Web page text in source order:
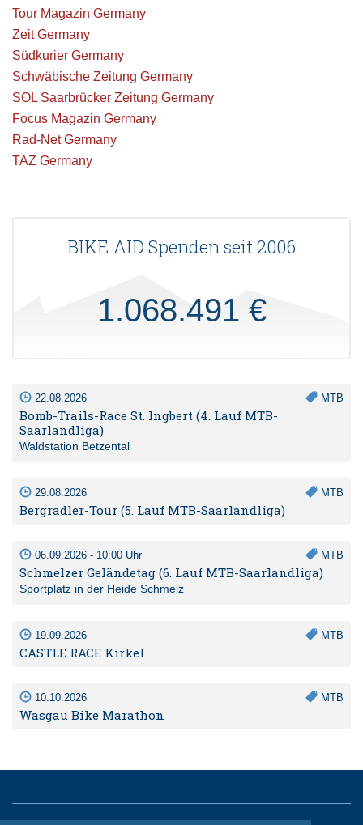
Tour Magazin Germany
Zeit Germany
Südkurier Germany
Schwäbische Zeitung Germany
SOL Saarbrücker Zeitung Germany
Focus Magazin Germany
Rad-Net Germany
TAZ Germany
BIKE AID Spenden seit 2006
1.068.491 €
22.08.2026 MTB
Bomb-Trails-Race St. Ingbert (4. Lauf MTB-
Saarlandliga)
Waldstation Betzental
29.08.2026 MTB
Bergradler-Tour (5. Lauf MTB-Saarlandliga)
06.09.2026 - 10:00 Uhr MTB
Schmelzer Geländetag (6. Lauf MTB-Saarlandliga)
Sportplatz in der Heide Schmelz
19.09.2026 MTB
CASTLE RACE Kirkel
10.10.2026 MTB
Wasgau Bike Marathon